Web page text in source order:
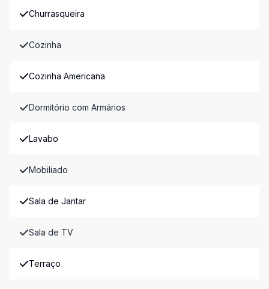
Churrasqueira
Cozinha
Cozinha Americana
Dormitório com Armários
Lavabo
Mobiliado
Sala de Jantar
Sala de TV
Terraço